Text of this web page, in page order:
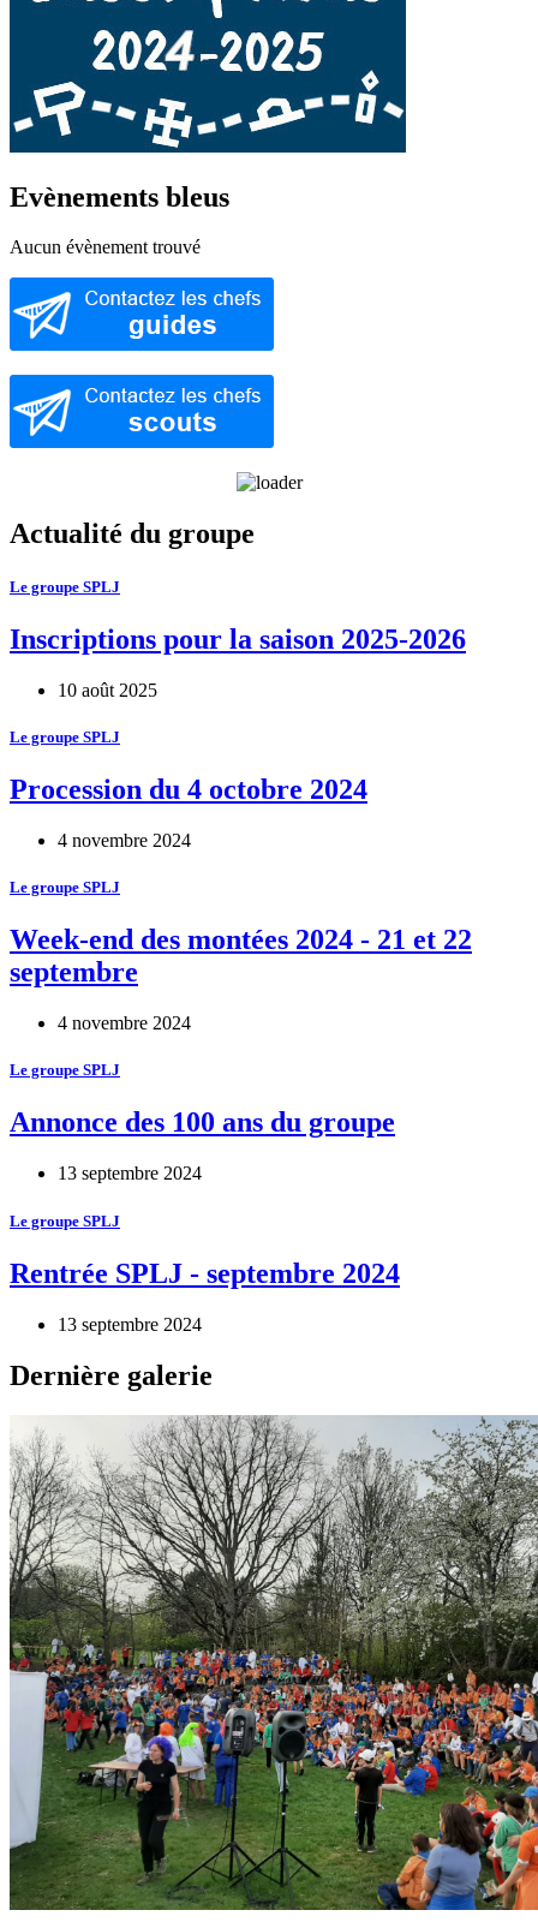
Evènements bleus
Aucun évènement trouvé
Actualité du groupe
Le groupe SPLJ
Inscriptions pour la saison 2025-2026
10 août 2025
Le groupe SPLJ
Procession du 4 octobre 2024
4 novembre 2024
Le groupe SPLJ
Week-end des montées 2024 - 21 et 22
septembre
4 novembre 2024
Le groupe SPLJ
Annonce des 100 ans du groupe
13 septembre 2024
Le groupe SPLJ
Rentrée SPLJ - septembre 2024
13 septembre 2024
Dernière galerie